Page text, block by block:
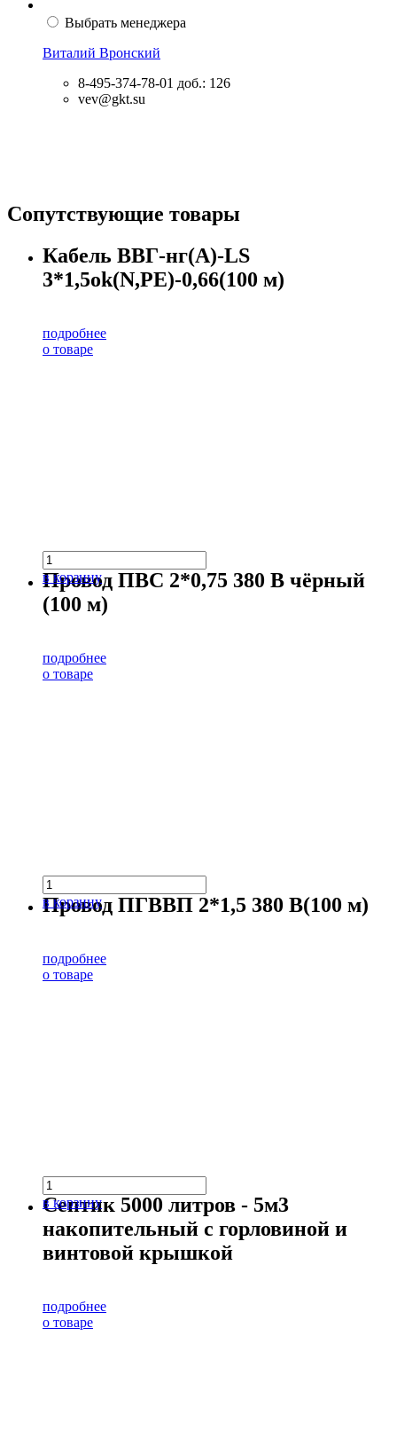
Выбрать менеджера
Виталий Вронский
8-495-374-78-01 доб.: 126
vev@gkt.su
Сопутствующие товары
Кабель ВВГ-нг(А)-LS
3*1,5ok(N,PE)-0,66(100 м)
подробнее
о товаре
в корзину
Провод ПВС 2*0,75 380 В чёрный
(100 м)
подробнее
о товаре
в корзину
Провод ПГВВП 2*1,5 380 В(100 м)
подробнее
о товаре
в корзину
Септик 5000 литров - 5м3
накопительный с горловиной и
винтовой крышкой
подробнее
о товаре